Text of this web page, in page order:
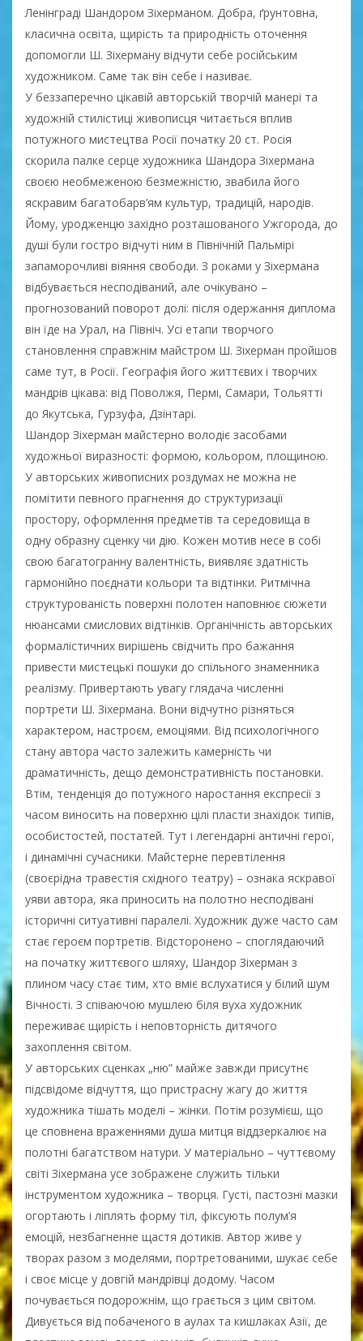
Ленінграді Шандором Зіхерманом. Добра, ґрунтовна,
класична освіта, щирість та природність оточення
допомогли Ш. Зіхерману відчути себе російським
художником. Саме так він себе і називає.
У беззаперечно цікавій авторській творчій манері та
художній стилістиці живописця читається вплив
потужного мистецтва Росії початку 20 ст. Росія
скорила палке серце художника Шандора Зіхермана
своєю необмеженою безмежністю, звабила його
яскравим багатобарв’ям культур, традицій, народів.
Йому, уродженцю західно розташованого Ужгорода, до
душі були гостро відчуті ним в Північній Пальмірі
запаморочливі віяння свободи. З роками у Зіхермана
відбувається несподіваний, але очікувано –
прогнозований поворот долі: після одержання диплома
він їде на Урал, на Північ. Усі етапи творчого
становлення справжнім майстром Ш. Зіхерман пройшов
саме тут, в Росії. Географія його життєвих і творчих
мандрів цікава: від Поволжя, Пермі, Самари, Тольятті
до Якутська, Гурзуфа, Дзінтарі.
Шандор Зіхерман майстерно володіє засобами
художньої виразності: формою, кольором, площиною.
У авторських живописних роздумах не можна не
помітити певного прагнення до структуризації
простору, оформлення предметів та середовища в
одну образну сценку чи дію. Кожен мотив несе в собі
свою багатогранну валентність, виявляє здатність
гармонійно поєднати кольори та відтінки. Ритмічна
структурованість поверхні полотен наповнює сюжети
нюансами смислових відтінків. Органічність авторських
формалістичних вирішень свідчить про бажання
привести мистецькі пошуки до спільного знаменника
реалізму. Привертають увагу глядача численні
портрети Ш. Зіхермана. Вони відчутно різняться
характером, настроєм, емоціями. Від психологічного
стану автора часто залежить камерність чи
драматичність, дещо демонстративність постановки.
Втім, тенденція до потужного наростання експресії з
часом виносить на поверхню цілі пласти знахідок типів,
особистостей, постатей. Тут і легендарні античні герої,
і динамічні сучасники. Майстерне перевтілення
(своєрідна травестія східного театру) – ознака яскравої
уяви автора, яка приносить на полотно несподівані
історичні ситуативні паралелі. Художник дуже часто сам
стає героєм портретів. Відсторонено – споглядаючий
на початку життєвого шляху, Шандор Зіхерман з
плином часу стає тим, хто вміє вслухатися у білий шум
Вічності. З співаючою мушлею біля вуха художник
переживає щирість і неповторність дитячого
захоплення світом.
У авторських сценках „ню” майже завжди присутнє
підсвідоме відчуття, що пристрасну жагу до життя
художника тішать моделі – жінки. Потім розумієш, що
це сповнена враженнями душа митця віддзеркалює на
полотні багатством натури. У матеріально – чуттєвому
світі Зіхермана усе зображене служить тільки
інструментом художника – творця. Густі, пастозні мазки
огортають і ліплять форму тіл, фіксують полум’я
емоцій, незбагненне щастя дотиків. Автор живе у
творах разом з моделями, портретованими, шукає себе
і своє місце у довгій мандрівці додому. Часом
почувається подорожнім, що грається з цим світом.
Дивується від побаченого в аулах та кишлаках Азії, де